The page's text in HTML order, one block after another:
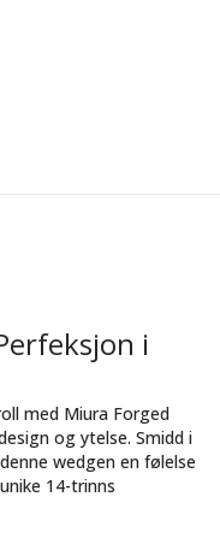
i
med Miura Forged
og ytelse. Smidd i
wedgen en følelse
14-trinns